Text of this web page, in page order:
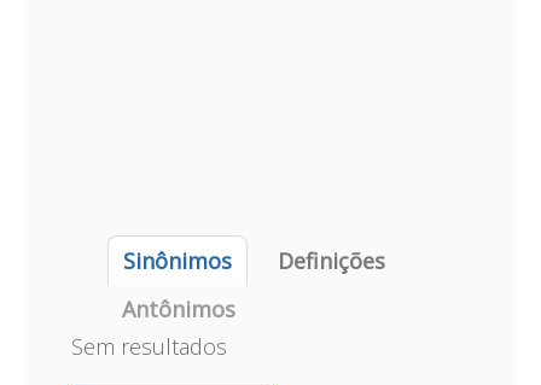
Sinônimos
Definições
Antônimos
Sem resultados